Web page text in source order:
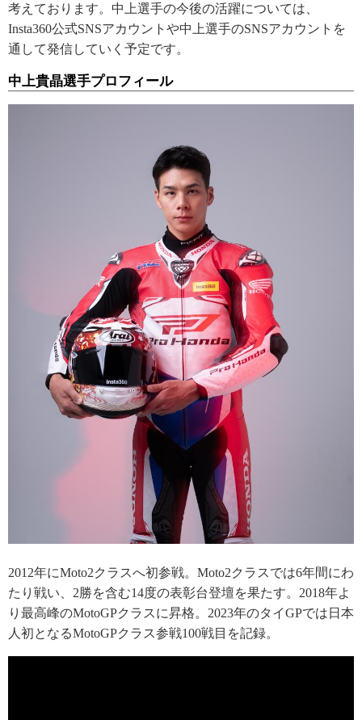
考えております。中上選手の今後の活躍については、
Insta360公式SNSアカウントや中上選手のSNSアカウントを
通して発信していく予定です。
中上貴晶選手プロフィール
2012年にMoto2クラスへ初参戦。Moto2クラスでは6年間にわ
たり戦い、2勝を含む14度の表彰台登壇を果たす。2018年よ
り最高峰のMotoGPクラスに昇格。2023年のタイGPでは日本
人初となるMotoGPクラス参戦100戦目を記録。